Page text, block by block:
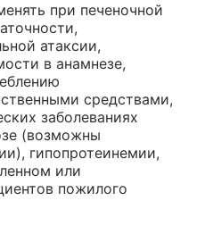
при печеночной
атаксии,
в анамнезе,
средствами,
заболеваниях
(возможны
гипопротеинемии,
или
пожилого